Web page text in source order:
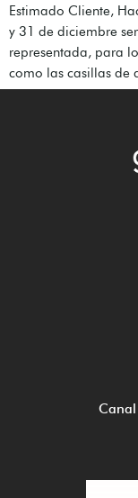
Estimado Cliente,
y 31 de diciembre
representada, para
como las casillas de